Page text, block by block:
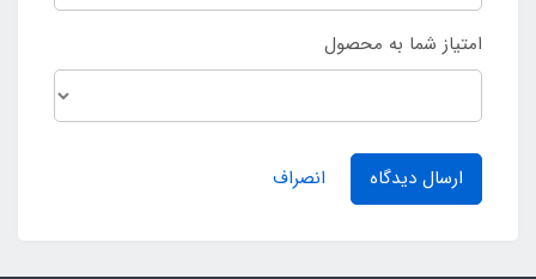
امتیاز شما به محصول
ارسال دیدگاه انصراف